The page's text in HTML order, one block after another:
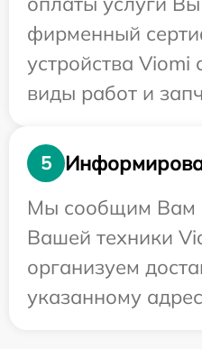
фирменный
устройства Viomi
виды работ и
5
Мы сообщим Вам
Вашей техники
организуем
указанному